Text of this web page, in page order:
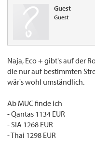
Guest
Guest
Naja, Eco + gibt's auf der
die nur auf bestimmten
wär's wohl umständlich.
Ab MUC finde ich
- Qantas 1134 EUR
- SIA 1268 EUR
- Thai 1298 EUR